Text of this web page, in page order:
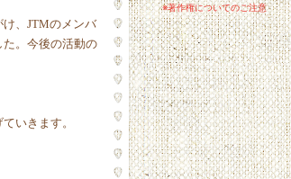
、 JTMのメンバ
。今後の活動の
いきます。
※著作権についてのご注意